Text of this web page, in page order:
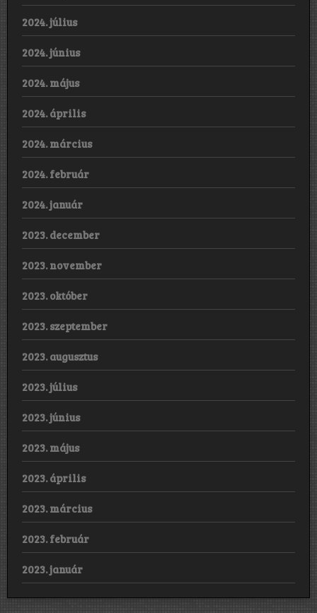
2024. július
2024. június
2024. május
2024. április
2024. március
2024. február
2024. január
2023. december
2023. november
2023. október
2023. szeptember
2023. augusztus
2023. július
2023. június
2023. május
2023. április
2023. március
2023. február
2023. január